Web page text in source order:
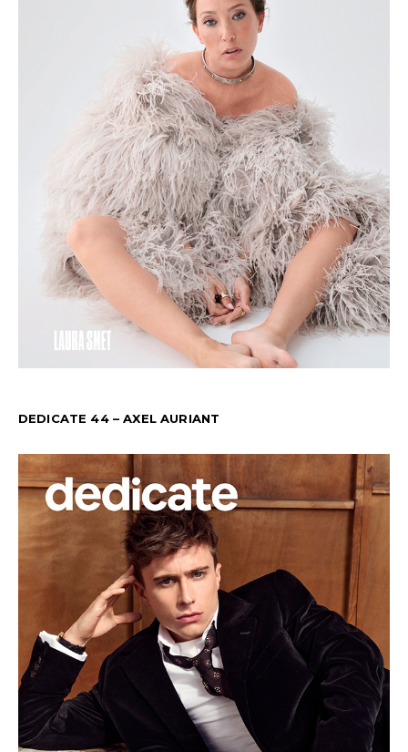
DEDICATE 44 – AXEL AURIANT